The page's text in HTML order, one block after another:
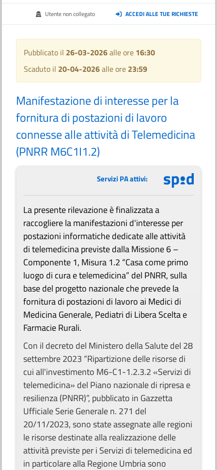
Utente non collegato ACCEDI ALLE TUE RICHIESTE
Pubblicato il 26-03-2026alle ore 16:30
Scaduto il 20-04-2026alle ore 23:59
Manifestazione di interesse per la
fornitura di postazioni di lavoro
connesse alle attività di Telemedicina
(PNRR M6C1I1.2)
Servizi PA attivi:
La presente rilevazione è finalizzata a
raccogliere la manifestazioni d'interesse per
postazioni informatiche dedicate alle attività
di telemedicina previste dalla Missione 6 –
Componente 1, Misura 1.2 “Casa come primo
luogo di cura e telemedicina” del PNRR, sulla
base del progetto nazionale che prevede la
fornitura di postazioni di lavoro ai Medici di
Medicina Generale, Pediatri di Libera Scelta e
Farmacie Rurali.
Con il decreto del Ministero della Salute del 28
settembre 2023 “Ripartizione delle risorse di
cui all'investimento M6-C1-1.2.3.2 «Servizi di
telemedicina» del Piano nazionale di ripresa e
resilienza (PNRR)”, pubblicato in Gazzetta
Ufficiale Serie Generale n. 271 del
20/11/2023, sono state assegnate alle regioni
le risorse destinate alla realizzazione delle
attività previste per i Servizi di telemedicina ed
in particolare alla Regione Umbria sono